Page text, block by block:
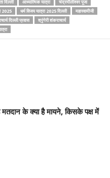
दिल्ली आध्यात्मिक यात्रा
चंद्रमौलीश्वर पूजा
2025 धर्म विजय यात्रा 2025 दिल्ली
महास्वामीजी
दिल्ली प्रवास
श्रृंगेरी शंकराचार्य
मतदान के क्या है मायने, किसके पक्ष में